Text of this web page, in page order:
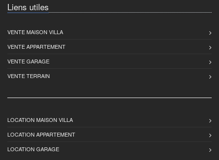
Liens utiles
VENTE MAISON VILLA
VENTE APPARTEMENT
VENTE GARAGE
VENTE TERRAIN
LOCATION MAISON VILLA
LOCATION APPARTEMENT
LOCATION GARAGE